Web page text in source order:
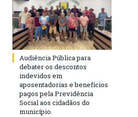
Audiência Pública para
debater os descontos
indevidos em
aposentadorias e benefícios
pagos pela Previdência
Social aos cidadãos do
município.